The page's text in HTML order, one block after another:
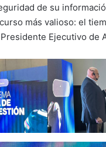
de su
más valioso: el
Ejecutivo de